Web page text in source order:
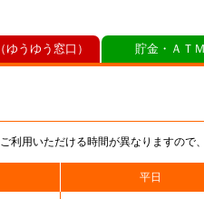
利用いただける時間が異なりますので
平日
ゆうゆう窓口） 貯金・ＡＴ